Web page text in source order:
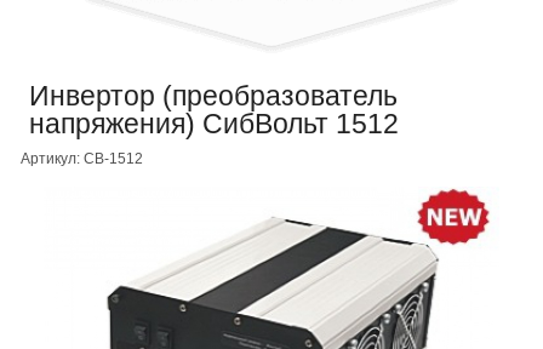
Инвертор (преобразователь
напряжения) СибВольт 1512
Артикул: СВ-1512